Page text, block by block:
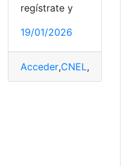
regístrate y
19/01/2026
Acceder,CNEL,